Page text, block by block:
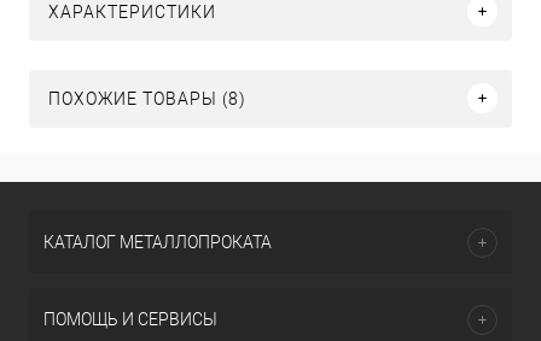
ХАРАКТЕРИСТИКИ
ПОХОЖИЕ ТОВАРЫ (8)
КАТАЛОГ МЕТАЛЛОПРОКАТА
ПОМОЩЬ И СЕРВИСЫ